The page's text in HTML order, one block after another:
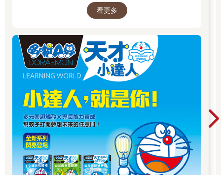
看更多